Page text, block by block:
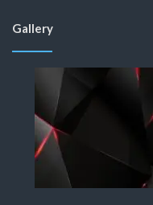
Gallery